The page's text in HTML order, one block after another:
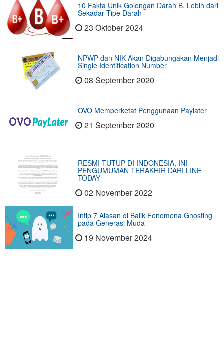
10 Fakta Unik Golongan Darah B, Lebih dari
Sekadar Tipe Darah
23 Oktober 2024
NPWP dan NIK Akan Digabungakan Menjadi
Single Identification Number
08 September 2020
OVO Memperketat Penggunaan Paylater
21 September 2020
RESMI TUTUP DI INDONESIA, INI
PENGUMUMAN TERAKHIR DARI LINE
TODAY
02 November 2022
Intip 7 Alasan di Balik Fenomena Ghosting
pada Generasi Muda
19 November 2024